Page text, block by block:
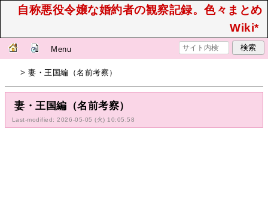
自称悪役令嬢な婚約者の観察記録。色々まとめ
Wiki*
Menu
> 妻・王国編（名前考察）
妻・王国編（名前考察）
Last-modified: 2026-05-05 (火) 10:05:58